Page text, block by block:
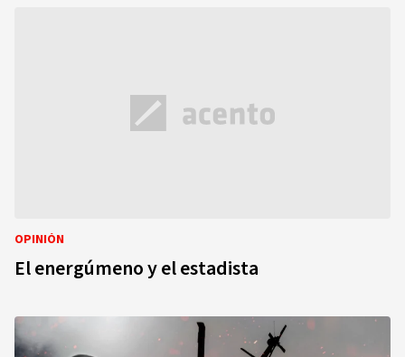
OPINIÓN
El energúmeno y el estadista